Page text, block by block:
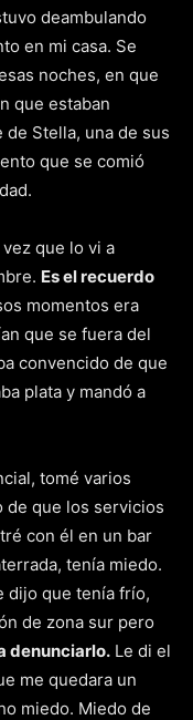
deambulando
en mi casa. Se
noches, en que
que estaban
Stella, una de sus
que se comió
que lo vi a
Es el recuerdo
momentos era
que se fuera del
convencido de que
plata y mandó a
tomé varios
de que los servicios
con él en un bar
tenía miedo.
dijo que tenía frío,
de zona sur pero
denunciarlo. Le di el
me quedara un
miedo. Miedo de